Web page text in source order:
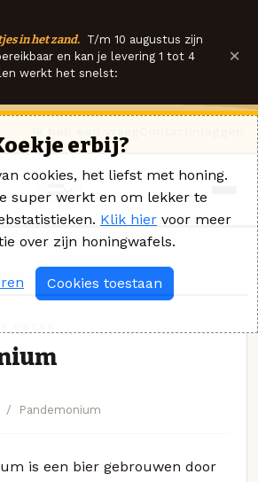
in het zand. T/m 10 augustus zijn
en kan je levering 1 tot 4
werkt het snelst:
×
Pandemonium
is een bier gebrouwen door
erbij?
cookies, het liefst met honing.
super werkt en om lekker te
Klik hier voor meer
over zijn honingwafels.
Cookies toestaan